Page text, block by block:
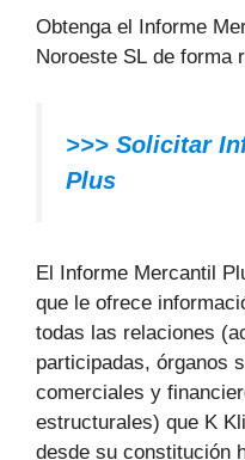
Obtenga el Informe
Noroeste SL de forma
>>> Solicitar
Plus
El Informe Mercantil
que le ofrece
todas las relaciones
participadas, órganos
comerciales y
estructurales) que K
desde su constitución